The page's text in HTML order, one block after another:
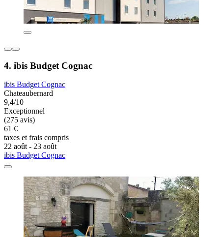
4. ibis Budget Cognac
ibis Budget Cognac
Chateaubernard
9,4/10
Exceptionnel
(275 avis)
61 €
taxes et frais compris
22 août - 23 août
ibis Budget Cognac